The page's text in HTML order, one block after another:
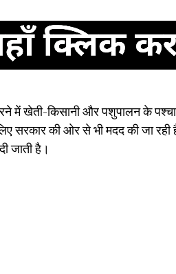
में खेती-किसानी और पशुपालन के
सरकार की ओर से भी मदद की जा रही
जाती है।